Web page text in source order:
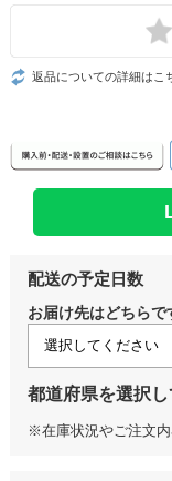
返品についての詳細はこ
配送の予定日数
お届け先はどちらで
都道府県を選択し
※在庫状況やご注文内